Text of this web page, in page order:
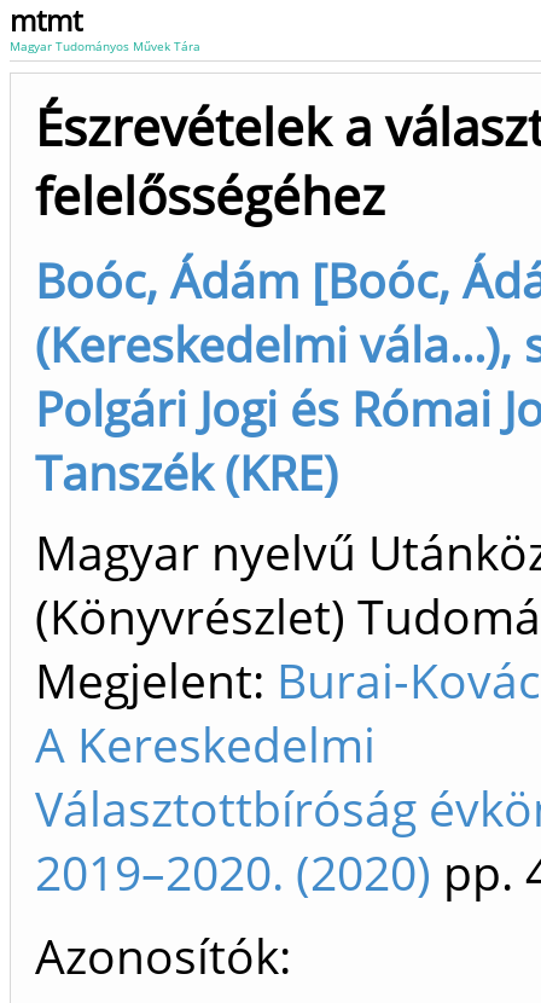
mtmt
Magyar Tudományos Művek Tára
Észrevételek a
felelősségéhez
Boóc, Ádám [Boóc,
(Kereskedelmi vála...),
Polgári Jogi és Római
Tanszék (KRE)
Magyar nyelvű
(Könyvrészlet)
Megjelent: Burai-
A Kereskedelmi
Választottbíróság
2019–2020. (2020) pp.
Azonosítók